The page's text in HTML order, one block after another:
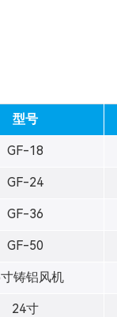
型号
GF-18
GF-24
GF-36
GF-50
铸铝风机
24寸